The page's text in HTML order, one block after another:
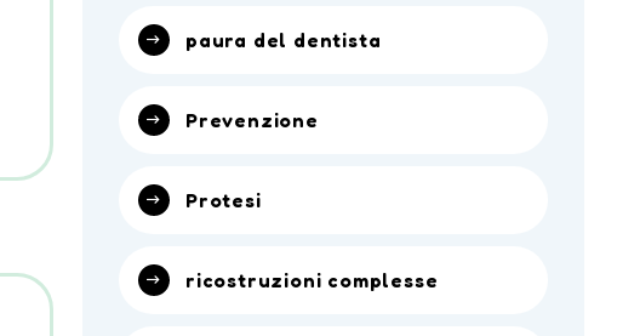
paura del dentista
Prevenzione
Protesi
ricostruzioni complesse